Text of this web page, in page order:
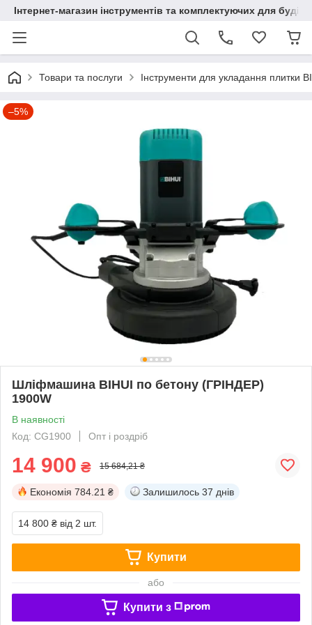
Інтернет-магазин інструментів та комплектуючих для
Товари та послуги Інструменти для укладання плитки
–5%
Шліфмашина BIHUI по бетону (ГРІНДЕР)
1900W
В наявності
Код: CG1900
Опт і роздріб
14 900 ₴ 15 684,21 ₴
Економія 784.21 ₴ Залишилось 37 днів
14 800 ₴ від 2 шт.
Купити
або
Купити з